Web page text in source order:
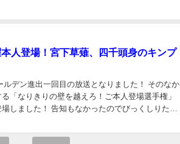
人登場！宮下草薙、四千頭身のキンプ
デン進出一回目の放送となりました！ そのなか
「なりきりの壁を越えろ！ご本人登場選手権」
しました！ 告知もなかったのでびっくしりたフ
めまし...